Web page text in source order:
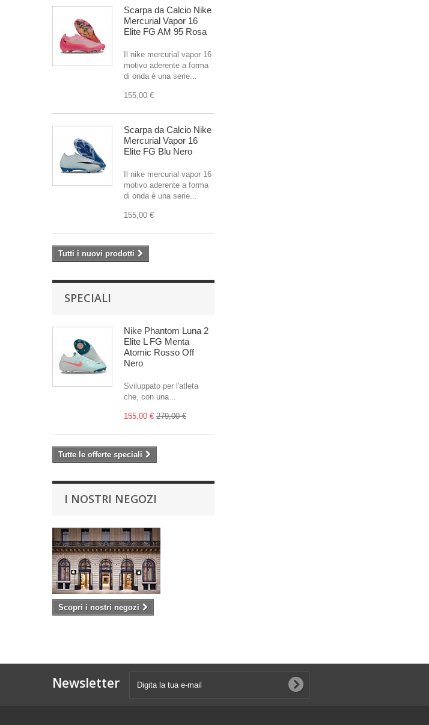
Scarpa da Calcio Nike
Mercurial Vapor 16
Elite FG AM 95 Rosa
Il nike mercurial vapor 16
motivo aderente a forma
di onda è una serie...
155,00 €
Scarpa da Calcio Nike
Mercurial Vapor 16
Elite FG Blu Nero
Il nike mercurial vapor 16
motivo aderente a forma
di onda è una serie...
155,00 €
Tutti i nuovi prodotti
SPECIALI
Nike Phantom Luna 2
Elite L FG Menta
Atomic Rosso Off
Nero
Sviluppato per l'atleta
che, con una...
155,00 € 279,00 €
Tutte le offerte speciali
I NOSTRI NEGOZI
Scopri i nostri negozi
Newsletter